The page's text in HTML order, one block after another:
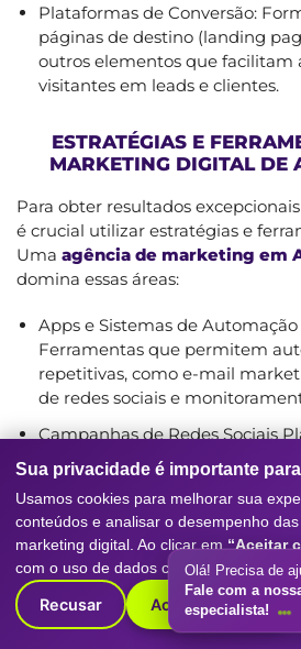
Plataformas de Conversão:
páginas de destino (landing
outros elementos que facilitam
visitantes em leads e clientes.
ESTRATÉGIAS E
MARKETING DIGITAL DE
Para obter resultados
é crucial utilizar estratégias e
Uma agência de marketing em
domina essas áreas:
Apps e Sistemas de
Ferramentas que permitem
repetitivas, como e-mail
de redes sociais e
Campanhas de Redes Sociais
de conteúdo, criação de
direcionadas e mensuração de
sociais, otimizando o
MKT para Startups:
crescimento rápido,
sobre o investimento em
inicial.
Sua privacidade é importante
Usamos cookies para melhorar sua
conteúdos e analisar o desempenho
marketing digital. Ao clicar em “Aceitar
com o uso de dados conforme nossa
Recusar Aceitar cookies
Olá! Precisa de
Fale com a
especialista!